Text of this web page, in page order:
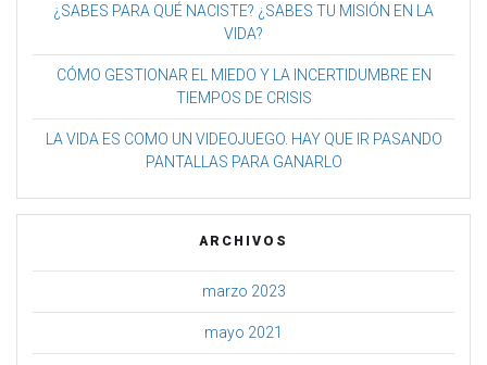
¿SABES PARA QUÉ NACISTE? ¿SABES TU MISIÓN EN LA
VIDA?
CÓMO GESTIONAR EL MIEDO Y LA INCERTIDUMBRE EN
TIEMPOS DE CRISIS
LA VIDA ES COMO UN VIDEOJUEGO. HAY QUE IR PASANDO
PANTALLAS PARA GANARLO
ARCHIVOS
marzo 2023
mayo 2021